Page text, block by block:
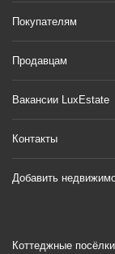
Покупателям
Продавцам
Вакансии LuxEstate
Контакты
Добавить
Коттеджные посёлки